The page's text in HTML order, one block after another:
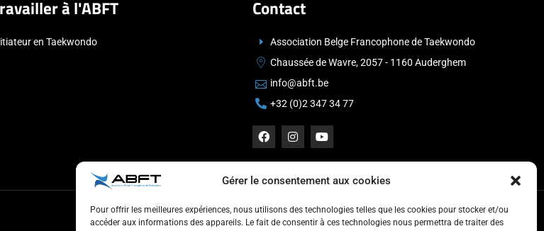
Gérer le consentement aux cookies
Pour offrir les meilleures expériences, nous utilisons des technologies telles que les cookies pour stocker et/ou
accéder aux informations des appareils. Le fait de consentir à ces technologies nous permettra de traiter des
à l'ABFT
en Taekwondo
Contact
Association Belge Francophone de Taekwondo
Chaussée de Wavre, 2057 - 1160 Auderghem
info@abft.be
+32 (0)2 347 34 77